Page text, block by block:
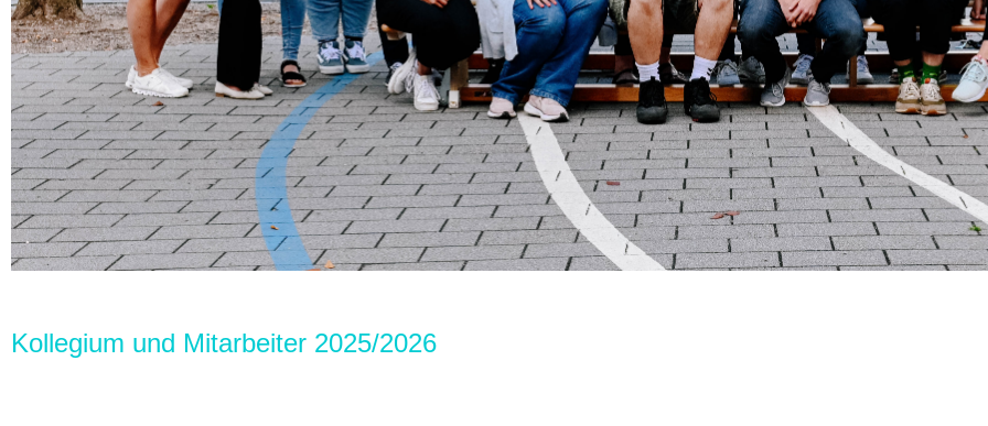
Kollegium und Mitarbeiter 2025/2026